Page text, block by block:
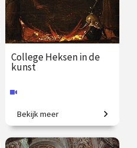
College Heksen in de
kunst
De zondebok op een bezem.
Bekijk meer